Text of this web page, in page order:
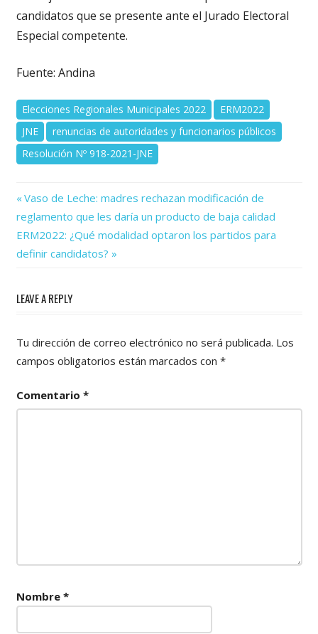
candidatos que se presente ante el Jurado Electoral
Especial competente.
Fuente: Andina
Elecciones Regionales Municipales 2022
ERM2022
JNE
renuncias de autoridades y funcionarios públicos
Resolución Nº 918-2021-JNE
Navegación
de
entradas
Previous
Post:
Vaso de Leche: madres rechazan modificación de
reglamento que les daría un producto de baja calidad
Next
Post:
ERM2022: ¿Qué modalidad optaron los partidos para
definir candidatos?
LEAVE A REPLY
Tu dirección de correo electrónico no será publicada. Los
campos obligatorios están marcados con *
Comentario *
Nombre *